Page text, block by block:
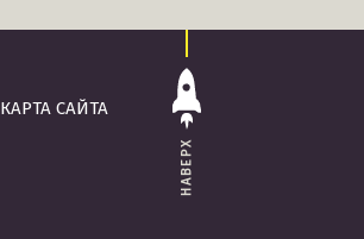
НАВЕРХ
КАРТА САЙТА